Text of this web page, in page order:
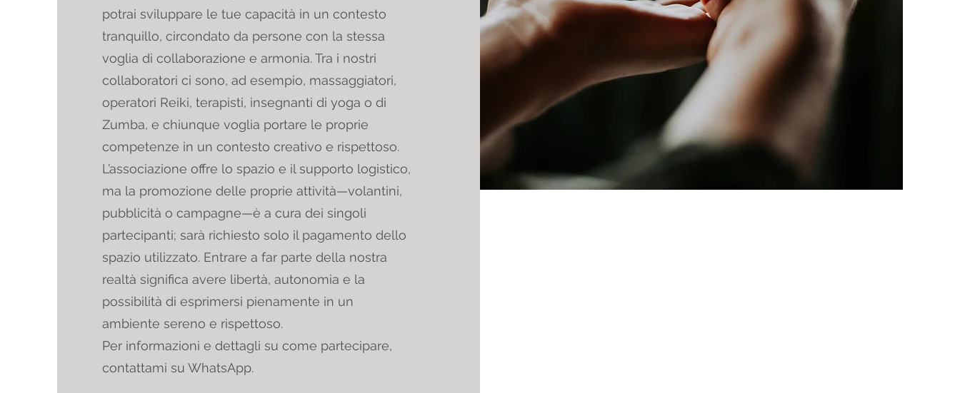
potrai sviluppare le tue capacità in un contesto
tranquillo, circondato da persone con la stessa
voglia di collaborazione e armonia. Tra i nostri
collaboratori ci sono, ad esempio, massaggiatori,
operatori Reiki, terapisti, insegnanti di yoga o di
Zumba, e chiunque voglia portare le proprie
competenze in un contesto creativo e rispettoso.
L’associazione offre lo spazio e il supporto logistico,
ma la promozione delle proprie attività—volantini,
pubblicità o campagne—è a cura dei singoli
partecipanti; sarà richiesto solo il pagamento dello
spazio utilizzato. Entrare a far parte della nostra
realtà significa avere libertà, autonomia e la
possibilità di esprimersi pienamente in un
ambiente sereno e rispettoso.
Per informazioni e dettagli su come partecipare,
contattami su WhatsApp.